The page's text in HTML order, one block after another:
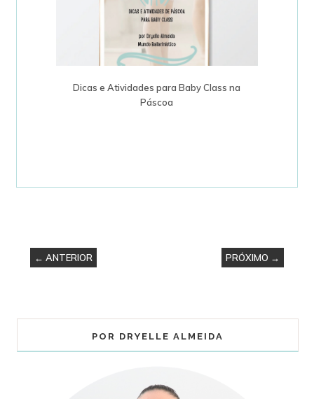
Dicas e Atividades para Baby Class na
Páscoa
← ANTERIOR PRÓXIMO →
POR DRYELLE ALMEIDA